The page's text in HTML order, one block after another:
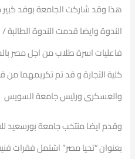
هذا وقد شاركت الجامعة بوفد
الندوة وايضا قدمت الندوة الطالبة
فاعليات اسرة طلاب من اجل مصر
كلية التجارة و قد تم تكريمهما
والعسكرى ورئيس جامعة السويس
وقدم ايضا منتخب جامعة بورسعيد
بعنوان “تحيا مصر” اشتمل فقرات